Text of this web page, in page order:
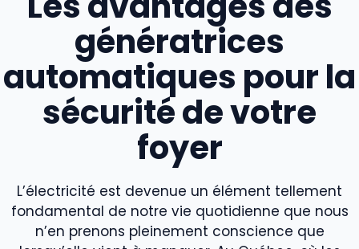
génératrices
automatiques pour la
sécurité de votre
foyer
L’électricité est devenue un élément tellement
fondamental de notre vie quotidienne que nous
n’en prenons pleinement conscience que